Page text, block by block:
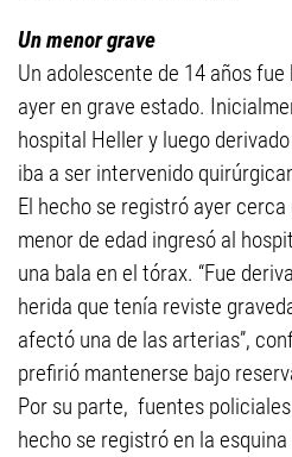
Un menor grave
Un adolescente de 14 años
ayer en grave estado.
hospital Heller y luego
iba a ser intervenido
El hecho se registró ayer
menor de edad ingresó al
una bala en el tórax. “Fue
herida que tenía reviste
afectó una de las arterias”,
prefirió mantenerse bajo
Por su parte, fuentes
hecho se registró en la